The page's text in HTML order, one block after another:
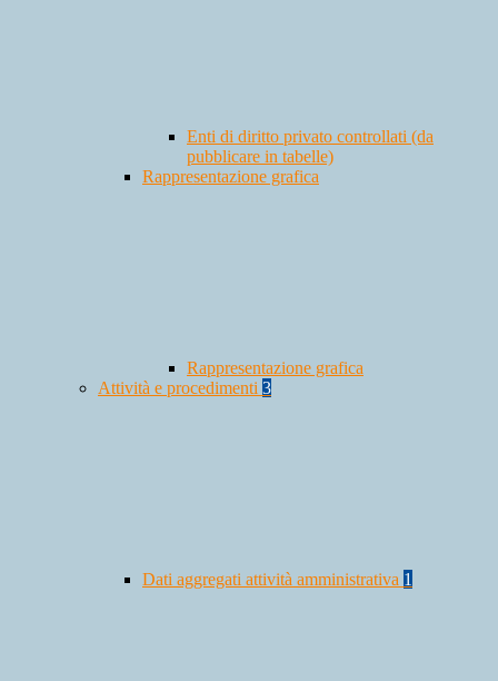
Enti di diritto privato controllati (da
pubblicare in tabelle)
Rappresentazione grafica
Rappresentazione grafica
Attività e procedimenti 3
Dati aggregati attività amministrativa 1